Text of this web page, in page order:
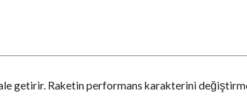
getirir. Raketin performans karakterini